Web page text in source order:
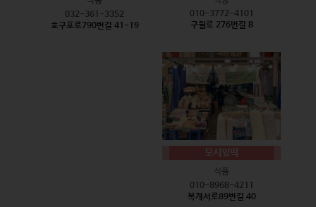
032-361-3352
호구포로790번길 41-19
010-3772-4101
구월로 276번길 8
모시잎떡
식품
010-8968-4211
복개서로89번길 40